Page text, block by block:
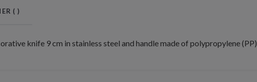
( )
knife 9 cm in stainless steel and handle made of polypropylene (PP)